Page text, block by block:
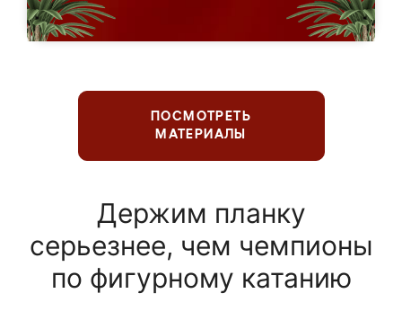
ПОСМОТРЕТЬ
МАТЕРИАЛЫ
Держим планку
серьезнее, чем чемпионы
по фигурному катанию